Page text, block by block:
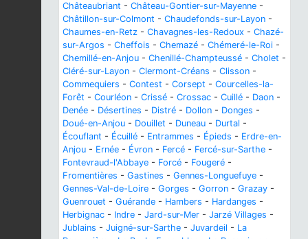
Châteaubriant - Château-Gontier-sur-Mayenne -
Châtillon-sur-Colmont - Chaudefonds-sur-Layon -
Chaumes-en-Retz - Chavagnes-les-Redoux - Chazé-
sur-Argos - Cheffois - Chemazé - Chémeré-le-Roi -
Chemillé-en-Anjou - Chenillé-Champteussé - Cholet -
Cléré-sur-Layon - Clermont-Créans - Clisson -
Commequiers - Contest - Corsept - Courcelles-la-
Forêt - Courléon - Crissé - Crossac - Cuillé - Daon -
Denée - Désertines - Distré - Dollon - Donges -
Doué-en-Anjou - Douillet - Duneau - Durtal -
Écouflant - Écuillé - Entrammes - Épieds - Erdre-en-
Anjou - Ernée - Évron - Fercé - Fercé-sur-Sarthe -
Fontevraud-l'Abbaye - Forcé - Fougeré -
Fromentières - Gastines - Gennes-Longuefuye -
Gennes-Val-de-Loire - Gorges - Gorron - Grazay -
Guenrouet - Guérande - Hambers - Hardanges -
Herbignac - Indre - Jard-sur-Mer - Jarzé Villages -
Jublains - Juigné-sur-Sarthe - Juvardeil - La